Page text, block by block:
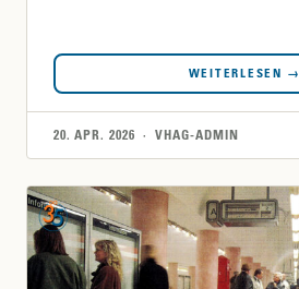
WEITERLESEN →
20. APR. 2026 · VHAG-ADMIN